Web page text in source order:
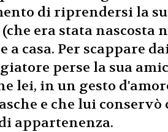
di riprendersi la
era stata nascosta
a casa. Per scappare
perse la sua
lei, in un gesto
e che lui
appartenenza.